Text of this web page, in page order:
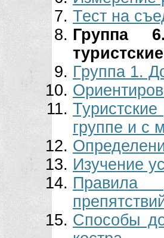
Тест на
Группа
Группа 1.
группе и с
Изучение
Правила
Способы